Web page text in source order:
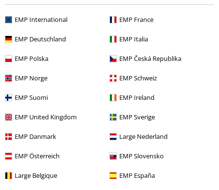
EMP International EMP France
EMP Deutschland EMP Italia
EMP Polska EMP Česká Republika
EMP Norge EMP Schweiz
EMP Suomi EMP Ireland
EMP United Kingdom EMP Sverige
EMP Danmark Large Nederland
EMP Österreich EMP Slovensko
Large Belgique EMP España
Totalement fan de ce pull oversize ! J'ai quand même dû échanger
ma taille "M" habituelle contre un "S", ça le faisait vraiment trop
grand pour moi.
Très agréable à porter, j'ai du mal à le lâcher et à mettre un autre pull
depuis que je l'ai !
Trop étroit
Parfait
Longueur
Est-ce que ce commentaire vous a été utile ?